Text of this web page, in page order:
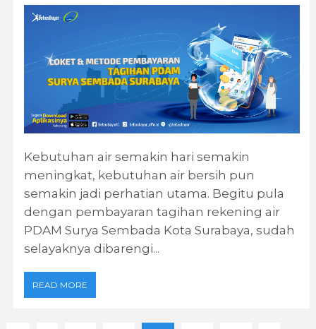
Kebutuhan air semakin hari semakin
meningkat, kebutuhan air bersih pun
semakin jadi perhatian utama. Begitu pula
dengan pembayaran tagihan rekening air
PDAM Surya Sembada Kota Surabaya, sudah
selayaknya dibarengi...
READ MORE